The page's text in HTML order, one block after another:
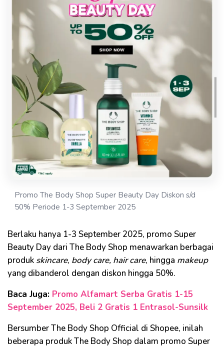
Promo The Body Shop Super Beauty Day Diskon s/d
50% Periode 1-3 September 2025
Berlaku hanya 1-3 September 2025, promo Super
Beauty Day dari The Body Shop menawarkan berbagai
produk skincare, body care, hair care, hingga makeup
yang dibanderol dengan diskon hingga 50%.
Baca Juga: Promo Alfamart Serba Gratis 1-15
September 2025, Beli 2 Gratis 1 Entrasol-Sunsilk
Bersumber The Body Shop Official di Shopee, inilah
beberapa produk The Body Shop dalam promo Super